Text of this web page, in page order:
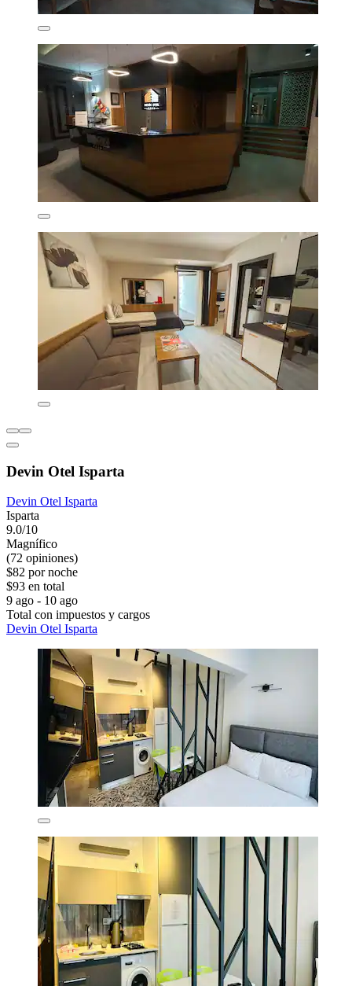
Devin Otel Isparta
Devin Otel Isparta
Isparta
9.0/10
Magnífico
(72 opiniones)
$82 por noche
$93 en total
9 ago - 10 ago
Total con impuestos y cargos
Devin Otel Isparta